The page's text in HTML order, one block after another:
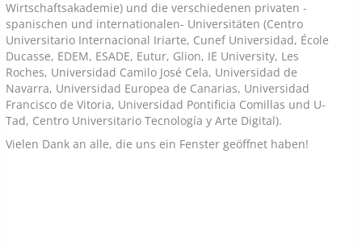
Wirtschaftsakademie) und die verschiedenen privaten -
spanischen und internationalen- Universitäten (Centro
Universitario Internacional Iriarte, Cunef Universidad, École
Ducasse, EDEM, ESADE, Eutur, Glion, IE University, Les
Roches, Universidad Camilo José Cela, Universidad de
Navarra, Universidad Europea de Canarias, Universidad
Francisco de Vitoria, Universidad Pontificia Comillas und U-
Tad, Centro Universitario Tecnología y Arte Digital).
Vielen Dank an alle, die uns ein Fenster geöffnet haben!